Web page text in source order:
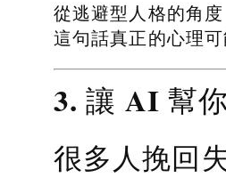
從逃避型人格的角度
這句話真正的心理可
3. 讓 AI 幫
很多人挽回